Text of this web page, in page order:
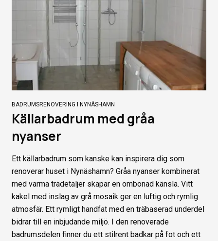
BADRUMSRENOVERING I NYNÄSHAMN
Källarbadrum med gråa
nyanser
Ett källarbadrum som kanske kan inspirera dig som
renoverar huset i Nynäshamn? Gråa nyanser kombinerat
med varma trädetaljer skapar en ombonad känsla. Vitt
kakel med inslag av grå mosaik ger en luftig och rymlig
atmosfär. Ett rymligt handfat med en träbaserad underdel
bidrar till en inbjudande miljö. I den renoverade
badrumsdelen finner du ett stilrent badkar på fot och ett